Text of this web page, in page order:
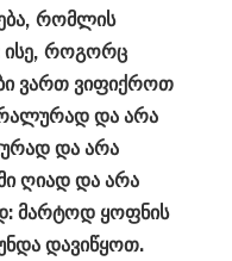
რომლის
ისე, როგორც
ვართ ვიფიქროთ
და არა
და არა
ღიად და არა
მარტოდ ყოფნის
დავიწყოთ.